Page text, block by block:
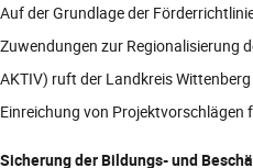
Auf der Grundlage der
Zuwendungen zur Regionalisierung
AKTIV) ruft der Landkreis
Einreichung von Projektvorschlägen
Sicherung der Bildungs- und